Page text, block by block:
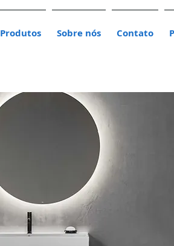
Produtos Sobre nós Contato